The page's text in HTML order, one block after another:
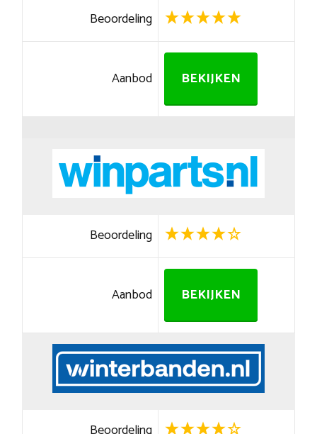
Beoordeling
Aanbod BEKIJKEN
Beoordeling
Aanbod BEKIJKEN